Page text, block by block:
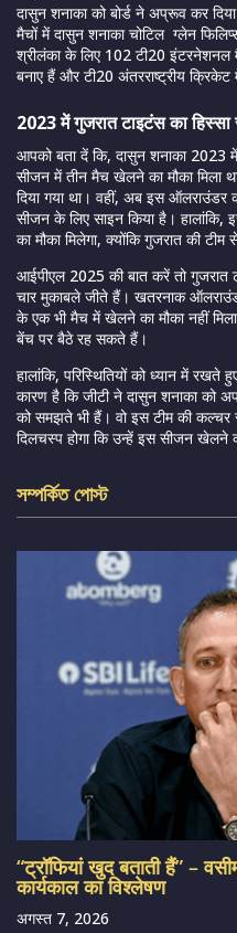
दासुन शनाका को बोर्ड ने अप्रूव कर
मैचों में दासुन शनाका चोटिल ग्लेन
श्रीलंका के लिए 102 टी20
बनाए हैं और टी20 अंतरराष्ट्रीय
2023 में गुजरात टाइटंस का
आपको बता दें कि, दासुन शनाका 2023
सीजन में तीन मैच खेलने का मौका मिला
दिया गया था। वहीं, अब इस
सीजन के लिए साइन किया है।
का मौका मिलेगा, क्योंकि गुजरात की
आईपीएल 2025 की बात करें तो
चार मुकाबले जीते हैं। खतरनाक
के एक भी मैच में खेलने का मौका नहीं
बेंच पर बैठे रह सकते हैं।
हालांकि, परिस्थितियों को ध्यान में रखते
कारण है कि जीटी ने दासुन शनाका को
को समझते भी हैं। वो इस टीम की
दिलचस्प होगा कि उन्हें इस सीजन खेलने
সম্পর্কিত পোস্ট
“ट्रॉफियां खुद बताती हैं” –
कार्यकाल का विश्लेषण
अगस्त 7, 2026